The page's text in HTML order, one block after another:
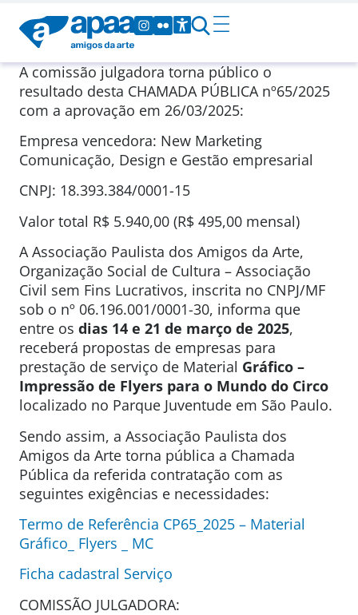
A comissão julgadora torna público o
resultado desta CHAMADA PÚBLICA nº65/2025
com a aprovação em 26/03/2025:
Empresa vencedora: New Marketing
Comunicação, Design e Gestão empresarial
CNPJ: 18.393.384/0001-15
Valor total R$ 5.940,00 (R$ 495,00 mensal)
A Associação Paulista dos Amigos da Arte,
Organização Social de Cultura – Associação
Civil sem Fins Lucrativos, inscrita no CNPJ/MF
sob o nº 06.196.001/0001-30, informa que
entre os dias 14 e 21 de março de 2025,
receberá propostas de empresas para
prestação de serviço de Material Gráfico –
Impressão de Flyers para o Mundo do Circo
localizado no Parque Juventude em São Paulo.
Sendo assim, a Associação Paulista dos
Amigos da Arte torna pública a Chamada
Pública da referida contratação com as
seguintes exigências e necessidades:
Termo de Referência CP65_2025 – Material
Gráfico_ Flyers _ MC
Ficha cadastral Serviço
COMISSÃO JULGADORA: